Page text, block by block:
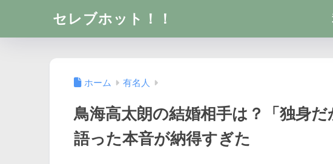
セレブホット！！
ホーム 有名人
鳥海高太朗の結婚相手は？「独身
語った本音が納得すぎた